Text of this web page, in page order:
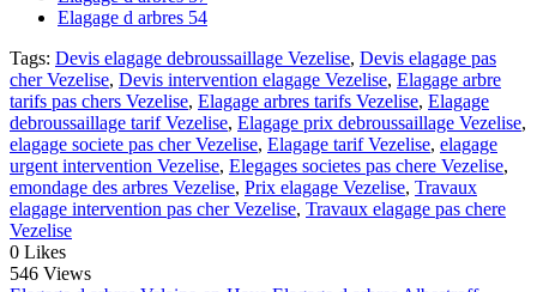
Elagage d arbres 54
Tags: Devis elagage debroussaillage Vezelise, Devis elagage pas
cher Vezelise, Devis intervention elagage Vezelise, Elagage arbre
tarifs pas chers Vezelise, Elagage arbres tarifs Vezelise, Elagage
debroussaillage tarif Vezelise, Elagage prix debroussaillage Vezelise,
elagage societe pas cher Vezelise, Elagage tarif Vezelise, elagage
urgent intervention Vezelise, Elegages societes pas chere Vezelise,
emondage des arbres Vezelise, Prix elagage Vezelise, Travaux
elagage intervention pas cher Vezelise, Travaux elagage pas chere
Vezelise
0 Likes
546 Views